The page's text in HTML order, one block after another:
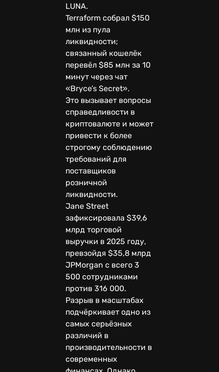
LUNA.
Terraform собрал $150
млн из пула
ликвидности;
связанный кошелёк
перевёл $85 млн за 10
минут через чат
«Bryce’s Secret».
Это вызывает вопросы
справедливости в
криптовалюте и может
привести к более
строгому соблюдению
требований для
поставщиков
розничной
ликвидности.
Jane Street
зафиксировала $39,6
млрд торговой
выручки в 2025 году,
превзойдя $35,8 млрд
JPMorgan с всего 3
500 сотрудниками
против 316 000.
Разрыв в масштабах
подчёркивает одно из
самых серьёзных
различий в
производительности в
современных